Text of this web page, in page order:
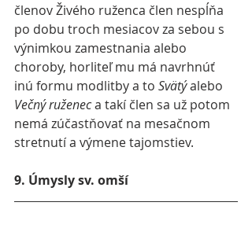
členov Živého ruženca člen nespĺňa
po dobu troch mesiacov za sebou s
výnimkou zamestnania alebo
choroby, horliteľ mu má navrhnúť
inú formu modlitby a to Svätý alebo
Večný ruženec a takí člen sa už potom
nemá zúčastňovať na mesačnom
stretnutí a výmene tajomstiev.
9. Úmysly sv. omší